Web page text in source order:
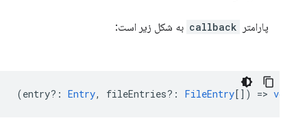
پارامتر callback به شکل زیر است:
(entry? : Entry, fileEntries? : FileEntry[]) => void